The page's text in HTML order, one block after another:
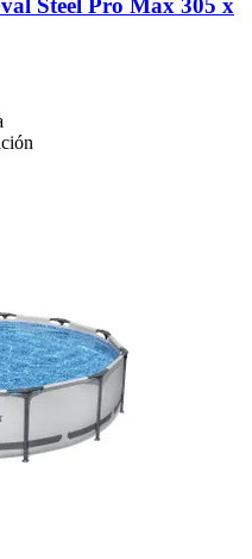
Steel Pro Max 305 x